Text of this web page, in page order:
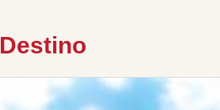
Destino